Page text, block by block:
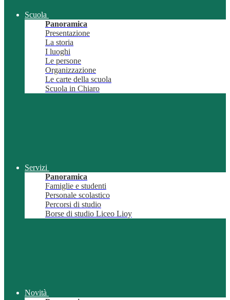
Scuola
Panoramica
Presentazione
La storia
I luoghi
Le persone
Organizzazione
Le carte della scuola
Scuola in Chiaro
Servizi
Panoramica
Famiglie e studenti
Personale scolastico
Percorsi di studio
Borse di studio Liceo Lioy
Novità